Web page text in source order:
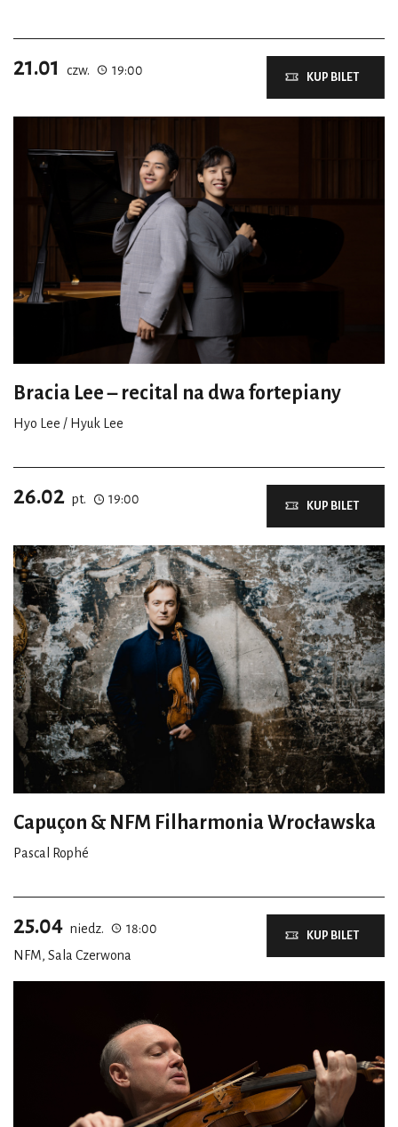
21.01 czw. 19:00 KUP BILET
Bracia Lee – recital na dwa fortepiany
Hyo Lee / Hyuk Lee
26.02 pt. 19:00 KUP BILET
Capuçon & NFM Filharmonia Wrocławska
Pascal Rophé
25.04 niedz.
18:00
NFM, Sala Czerwona
KUP BILET